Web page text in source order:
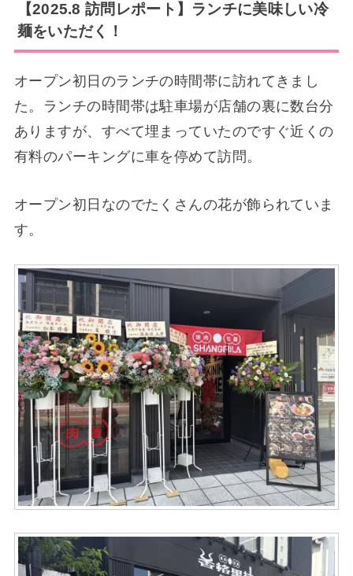
【2025.8 訪問レポート】ランチに美味しい冷
麺をいただく！
オープン初日のランチの時間帯に訪れてきまし
た。ランチの時間帯は駐車場が店舗の裏に数台分
ありますが、すべて埋まっていたのですぐ近くの
有料のパーキングに車を停めて訪問。
オープン初日なのでたくさんの花が飾られていま
す。